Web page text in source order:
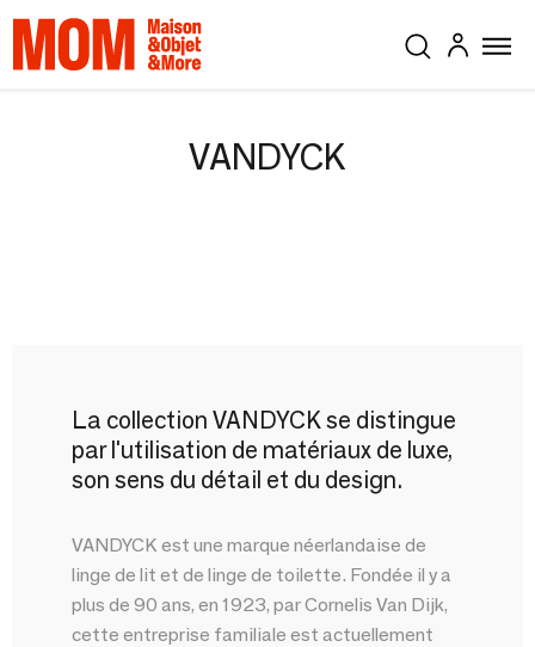
VANDYCK
La collection VANDYCK se distingue
par l'utilisation de matériaux de luxe,
son sens du détail et du design.
VANDYCK est une marque néerlandaise de
linge de lit et de linge de toilette. Fondée il y a
plus de 90 ans, en 1923, par Cornelis Van Dijk,
cette entreprise familiale est actuellement